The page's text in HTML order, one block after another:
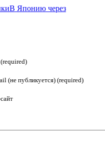
В Японию через
(не публикуется) (required)